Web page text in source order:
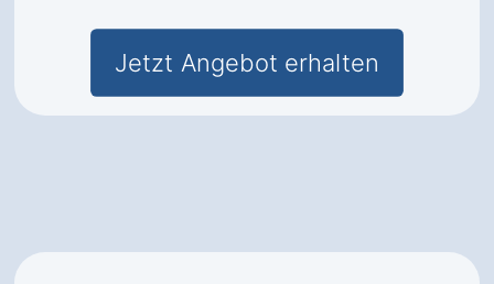
Jetzt Angebot erhalten